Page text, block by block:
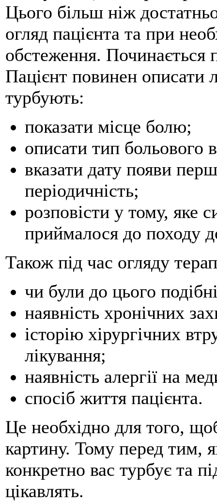
Цього більш ніж
огляд пацієнта та при
обстеження. Починається
Пацієнт повинен описати
турбують:
показати місце болю;
описати тип больового
вказати дату появи
періодичність;
розповісти у тому, яке
приймалося до походу
Також під час огляду
чи були до цього
наявність хронічних
історію хірургічних
лікування;
наявність алергії на
спосіб життя пацієнта.
Це необхідно для того,
картину. Тому перед тим,
конкретно вас турбує та
цікавлять.